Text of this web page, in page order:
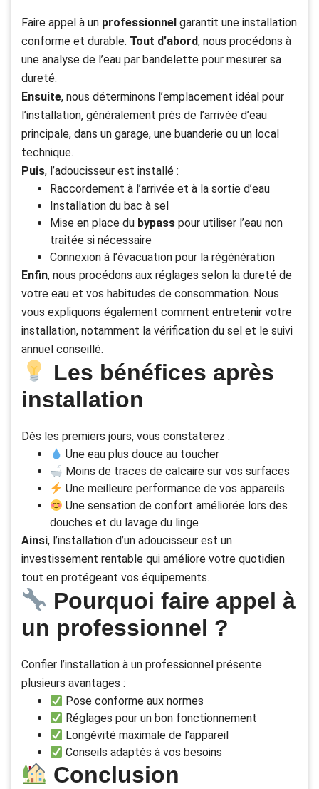
Faire appel à un professionnel garantit une installation
conforme et durable. Tout d’abord, nous procédons à
une analyse de l’eau par bandelette pour mesurer sa
dureté.
Ensuite, nous déterminons l’emplacement idéal pour
l’installation, généralement près de l’arrivée d’eau
principale, dans un garage, une buanderie ou un local
technique.
Puis, l’adoucisseur est installé :
Raccordement à l’arrivée et à la sortie d’eau
Installation du bac à sel
Mise en place du bypass pour utiliser l’eau non
traitée si nécessaire
Connexion à l’évacuation pour la régénération
Enfin, nous procédons aux réglages selon la dureté de
votre eau et vos habitudes de consommation. Nous
vous expliquons également comment entretenir votre
installation, notamment la vérification du sel et le suivi
annuel conseillé.
Les bénéfices après
installation
Dès les premiers jours, vous constaterez :
Une eau plus douce au toucher
Moins de traces de calcaire sur vos surfaces
Une meilleure performance de vos appareils
Une sensation de confort améliorée lors des
douches et du lavage du linge
Ainsi, l’installation d’un adoucisseur est un
investissement rentable qui améliore votre quotidien
tout en protégeant vos équipements.
Pourquoi faire appel à
un professionnel ?
Confier l’installation à un professionnel présente
plusieurs avantages :
Pose conforme aux normes
Réglages pour un bon fonctionnement
Longévité maximale de l’appareil
Conseils adaptés à vos besoins
Conclusion